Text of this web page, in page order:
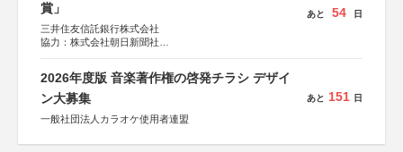
賞」
三井住友信託銀行株式会社
協力：株式会社朝日新聞社
あと 54 日
2026年度版 音楽著作権の啓発チラシ デザイ
ン大募集
一般社団法人カラオケ使用者連盟
あと 151 日